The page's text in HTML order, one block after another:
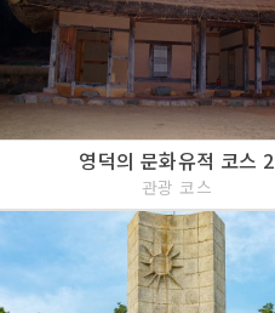
영덕의 문화유적 코스 2
관광 코스